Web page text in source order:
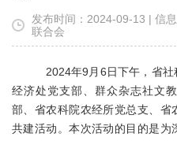
发布时间：2024-09-13 | 信
联合会
2024年9月6日下午，省
经济处党支部、群众杂志社文
部、省农科院农经所党总支、
共建活动。本次活动的目的是